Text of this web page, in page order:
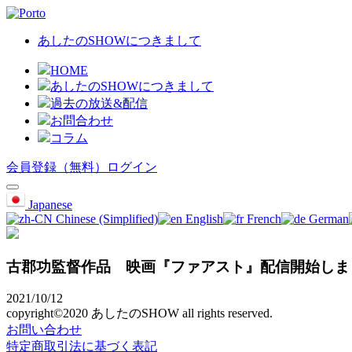
あしたのSHOWにつきまして
HOME
あしたのSHOWにつきまして
過去の放送&配信
お問合わせ
コラム
会員登録（無料） ログイン
Japanese
Chinese (Simplified)
English French German
古郡功監督作品 映画『ファアスト』配信開始しま
2021/10/12
copyright©2020 あしたのSHOW all rights reserved.
お問い合わせ
特定商取引法に基づく表記